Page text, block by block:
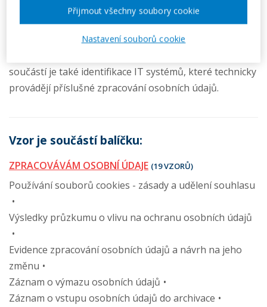
zpracování osobních údajů v organizaci musí projít
interním posouzením, zda je v souladu se zásadami
zpracování osobních údajů a dalšími, navazujícími
součástí je také identifikace IT systémů, které technicky
provádějí příslušné zpracování osobních údajů.
Vzor je součástí balíčku:
ZPRACOVÁVÁM OSOBNÍ ÚDAJE (19 VZORŮ)
Používání souborů cookies - zásady a udělení souhlasu
Výsledky průzkumu o vlivu na ochranu osobních údajů
Evidence zpracování osobních údajů a návrh na jeho
změnu
Záznam o výmazu osobních údajů
Záznam o vstupu osobních údajů do archivace
Nastavení souborů cookie
Přijmout všechny soubory cookie